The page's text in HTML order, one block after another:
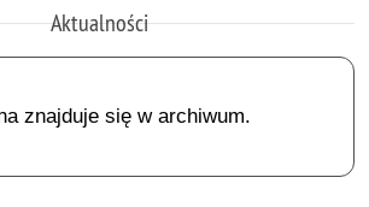
Aktualności
znajduje się w archiwum.